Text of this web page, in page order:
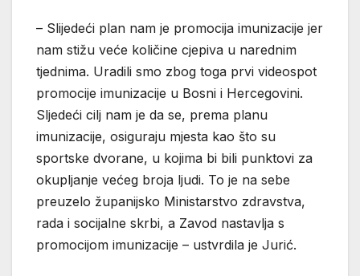
– Slijedeći plan nam je promocija imunizacije jer
nam stižu veće količine cjepiva u narednim
tjednima. Uradili smo zbog toga prvi videospot
promocije imunizacije u Bosni i Hercegovini.
Sljedeći cilj nam je da se, prema planu
imunizacije, osiguraju mjesta kao što su
sportske dvorane, u kojima bi bili punktovi za
okupljanje većeg broja ljudi. To je na sebe
preuzelo županijsko Ministarstvo zdravstva,
rada i socijalne skrbi, a Zavod nastavlja s
promocijom imunizacije – ustvrdila je Jurić.